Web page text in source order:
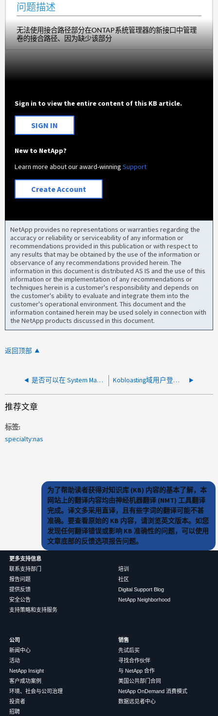
问题描述
无法使用接合路径部分在ONTAP系统管理器的新接口中管理
卷的接合路径、因为缺少该部分
Sign in to view the entire content of this KB article.
SIGN IN
New to NetApp?
Learn more about our award-winningSupport
Create Account
NetApp provides no representations or warranties regarding the
accuracy or reliability or serviceability of any information or
recommendations provided in this publication or with respect to
any results that may be obtained by the use of the information or
observance of any recommendations provided herein. The
information in this document is distributed AS IS and the use of this
information or the implementation of any recommendations or
techniques herein is a customer's responsibility and depends on
the customer's ability to evaluate and integrate them into the
customer's operational environment. This document and the
information contained herein may be used solely in connection with
the NetApp products discussed in this document.
返回顶部
是否可以在 System Manager UI 中编辑时区和日期格式？ Kobloasting域用户登录到系统管理器时看到过多的SPN请求
推荐文章
标签
specialty:nas
为了帮助读者获得对知识库 (KB) 内容的基本了解，本
网站上的翻译内容均由神经机器翻译 (NMT) 工具翻译
完成。译文多采用直译，且有些字词的翻译可能不甚
准确。要查看原始的 KB 内容，请浏览英文版本。如您
发现任何翻译错误或影响 KB 准确性的问题，可以使用
文章底部的反馈选项报告问题。
更多支持信息
联系支持部门
报告问题
提供反馈
安全公告
支持策略和支持服务
培训
社区
Digital Support Blog
NetApp Neighborhood
公司
新闻中心
活动
NetApp Insight
客户成功案例
环境、社会与公司治理
投资者
招聘
销售
先试后买
寻找合作伙伴
与 NetApp 合作
美国公共部门合同
NetApp OnDemand 消费模式
数据远见者中心